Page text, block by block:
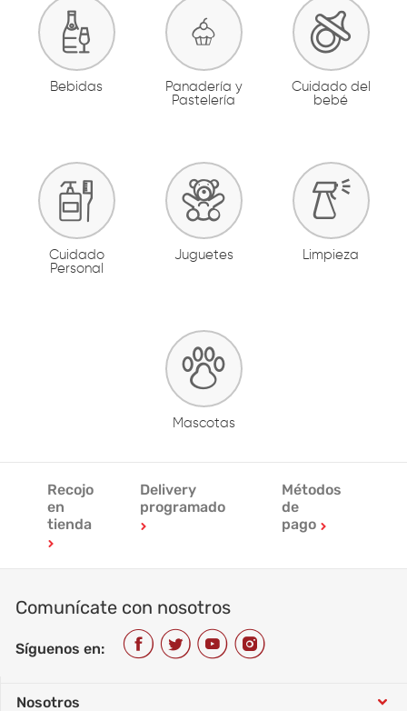
Bebidas
Panadería y
Pastelería
Cuidado del
bebé
Cuidado
Personal
Juguetes Limpieza
Mascotas
Recojo
en
tienda
Delivery
programado
Métodos
de
pago
Comunícate con nosotros
Síguenos en:
Nosotros